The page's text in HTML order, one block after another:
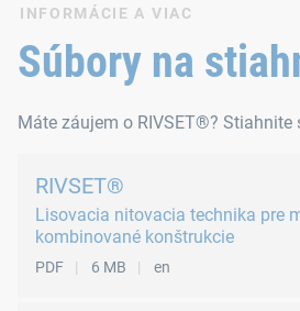
INFORMÁCIE A VIAC
Súbory na
Máte záujem o RIVSET®?
RIVSET®
Lisovacia nitovacia technika pre
kombinované konštrukcie
PDF 6 MB en